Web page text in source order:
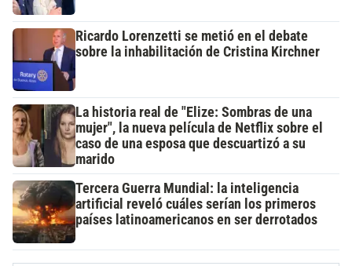
Ricardo Lorenzetti se metió en el debate
sobre la inhabilitación de Cristina Kirchner
La historia real de "Elize: Sombras de una
mujer", la nueva película de Netflix sobre el
caso de una esposa que descuartizó a su
marido
Tercera Guerra Mundial: la inteligencia
artificial reveló cuáles serían los primeros
países latinoamericanos en ser derrotados